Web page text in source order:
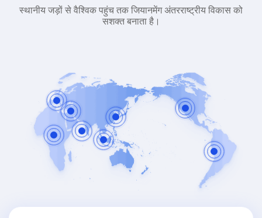
स्थानीय जड़ों से वैश्विक पहुंच तक जियानमेंग अंतरराष्ट्रीय विकास को
सशक्त बनाता है।